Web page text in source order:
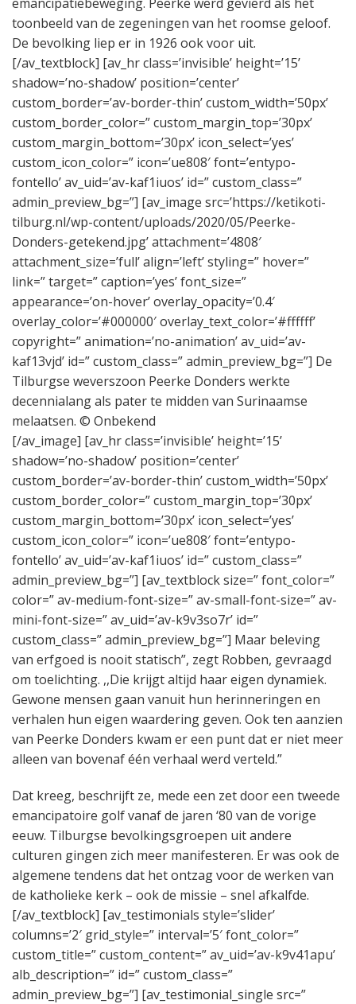
toonbeeld van de zegeningen van het roomse geloof.
De bevolking liep er in 1926 ook voor uit.
[/av_textblock] [av_hr class=’invisible’ height=’15’
shadow=’no-shadow’ position=’center’
custom_border=’av-border-thin’ custom_width=’50px’
custom_border_color=” custom_margin_top=’30px’
custom_margin_bottom=’30px’ icon_select=’yes’
custom_icon_color=” icon=’ue808′ font=’entypo-
fontello’ av_uid=’av-kaf1iuos’ id=” custom_class=”
admin_preview_bg=”] [av_image src=’https://ketikoti-
tilburg.nl/wp-content/uploads/2020/05/Peerke-
Donders-getekend.jpg’ attachment=’4808′
attachment_size=’full’ align=’left’ styling=” hover=”
link=” target=” caption=’yes’ font_size=”
appearance=’on-hover’ overlay_opacity=’0.4′
overlay_color=’#000000′ overlay_text_color=’#ffffff’
copyright=” animation=’no-animation’ av_uid=’av-
kaf13vjd’ id=” custom_class=” admin_preview_bg=”] De
Tilburgse weverszoon Peerke Donders werkte
decennialang als pater te midden van Surinaamse
melaatsen. © Onbekend
[/av_image] [av_hr class=’invisible’ height=’15’
shadow=’no-shadow’ position=’center’
custom_border=’av-border-thin’ custom_width=’50px’
custom_border_color=” custom_margin_top=’30px’
custom_margin_bottom=’30px’ icon_select=’yes’
custom_icon_color=” icon=’ue808′ font=’entypo-
fontello’ av_uid=’av-kaf1iuos’ id=” custom_class=”
admin_preview_bg=”] [av_textblock size=” font_color=”
color=” av-medium-font-size=” av-small-font-size=” av-
mini-font-size=” av_uid=’av-k9v3so7r’ id=”
custom_class=” admin_preview_bg=”] Maar beleving
van erfgoed is nooit statisch”, zegt Robben, gevraagd
om toelichting. ,,Die krijgt altijd haar eigen dynamiek.
Gewone mensen gaan vanuit hun herinneringen en
verhalen hun eigen waardering geven. Ook ten aanzien
van Peerke Donders kwam er een punt dat er niet meer
alleen van bovenaf één verhaal werd verteld.”
Dat kreeg, beschrijft ze, mede een zet door een tweede
emancipatoire golf vanaf de jaren ‘80 van de vorige
eeuw. Tilburgse bevolkingsgroepen uit andere
culturen gingen zich meer manifesteren. Er was ook de
algemene tendens dat het ontzag voor de werken van
de katholieke kerk – ook de missie – snel afkalfde.
[/av_textblock] [av_testimonials style=’slider’
columns=’2′ grid_style=” interval=’5′ font_color=”
custom_title=” custom_content=” av_uid=’av-k9v41apu’
alb_description=” id=” custom_class=”
admin_preview_bg=”] [av_testimonial_single src=”